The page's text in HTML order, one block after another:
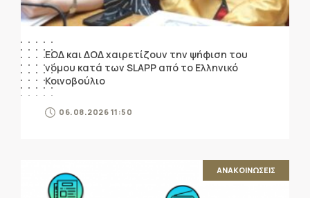
ΕΟΔ και ΔΟΔ χαιρετίζουν την ψήφιση του
νόμου κατά των SLAPP από το Ελληνικό
Κοινοβούλιο
06.08.2026 11:50
ΑΝΑΚΟΙΝΩΣΕΙΣ